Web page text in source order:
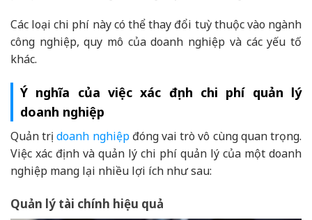
Các loại chi phí này có thể thay đổi tuỳ thuộc vào ngành
công nghiệp, quy mô của doanh nghiệp và các yếu tố
khác.
Ý nghĩa của việc xác định chi phí quản lý
doanh nghiệp
Quản trịdoanh nghiệpđóng vai trò vô cùng quan trọng.
Việc xác định và quản lý chi phí quản lý của một doanh
nghiệp mang lại nhiều lợi ích như sau:
Quản lý tài chính hiệu quả